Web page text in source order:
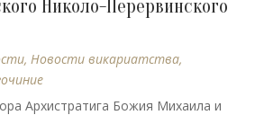
Николо-Перервинского
,Новости викариатства,
Архистратига Божия Михаила и